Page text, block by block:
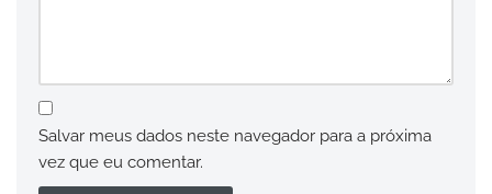
Salvar meus dados neste navegador para a próxima
vez que eu comentar.